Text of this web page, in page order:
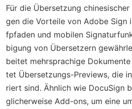
Für die Übersetzung
gen die Vorteile von Adobe Sign
fpfaden und mobilen
bigung von Übersetzern
beitet mehrsprachige
tet Übersetzungs-Previews, die
riert sind. Ähnlich wie DocuSign
glicherweise Add-ons, um eine